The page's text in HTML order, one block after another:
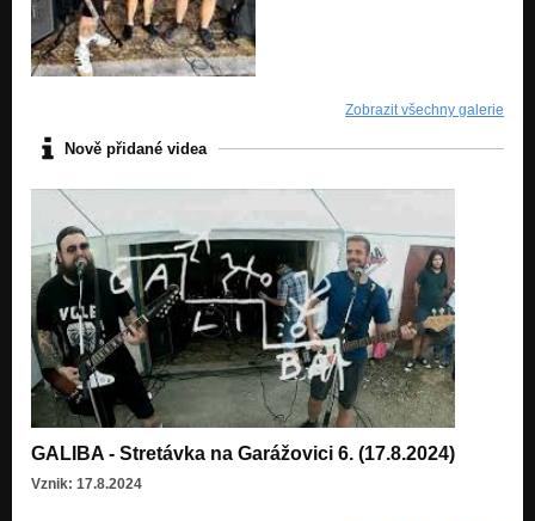
Krásne pesničky
Triezvy Rebel
Krásne pesničky
Krásne pesničky
Sylvia (Fuck the SysTem)
Krásne pesničky
Zobrazit všechny galerie
Nově přidané videa
GALIBA - Stretávka na Garážovici 6. (17.8.2024)
Vznik: 17.8.2024